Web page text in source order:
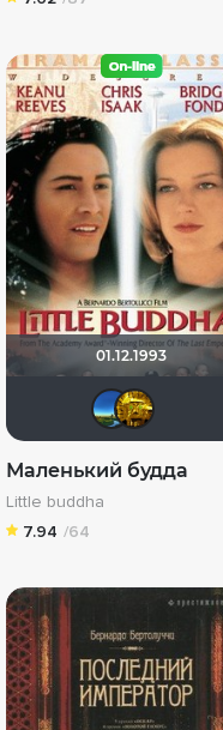
01.12.1993
Маленький будда
Little buddha
7.94 /64